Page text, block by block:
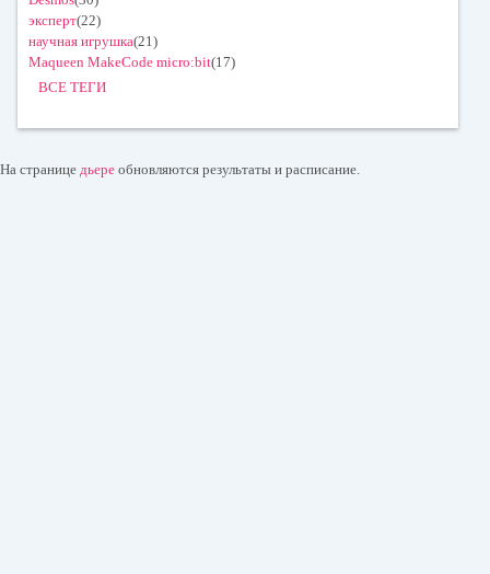
эксперт(22)
научная игрушка(21)
Maqueen MakeCode micro:bit(17)
ВСЕ ТЕГИ
На странице дьере обновляются результаты и расписание.